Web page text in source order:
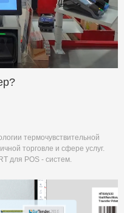
термочувствительной
торговле и сфере услуг.
для POS - систем.